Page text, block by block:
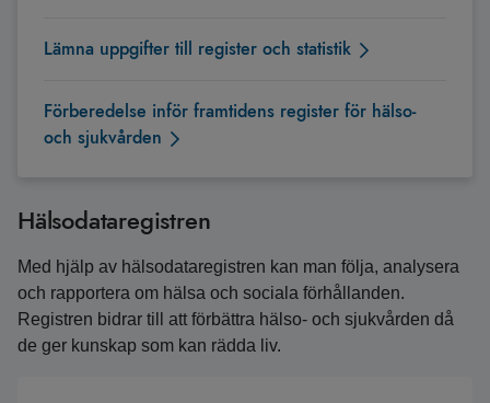
Lämna uppgifter till register och statistik
Förberedelse inför framtidens register för hälso-
och sjukvården
Hälsodataregistren
Med hjälp av hälsodataregistren kan man följa, analysera
och rapportera om hälsa och sociala förhållanden.
Registren bidrar till att förbättra hälso- och sjukvården då
de ger kunskap som kan rädda liv.